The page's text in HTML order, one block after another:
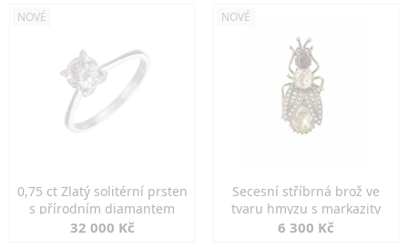
NOVÉ
0,75 ct Zlatý solitérní prsten
s přírodním diamantem
32 000 Kč
NOVÉ
Secesní stříbrná brož ve
tvaru hmyzu s markazity
6 300 Kč